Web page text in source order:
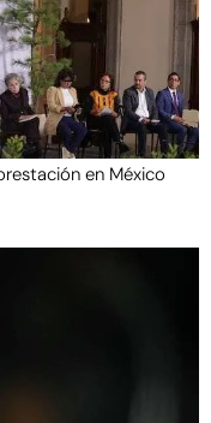
en México